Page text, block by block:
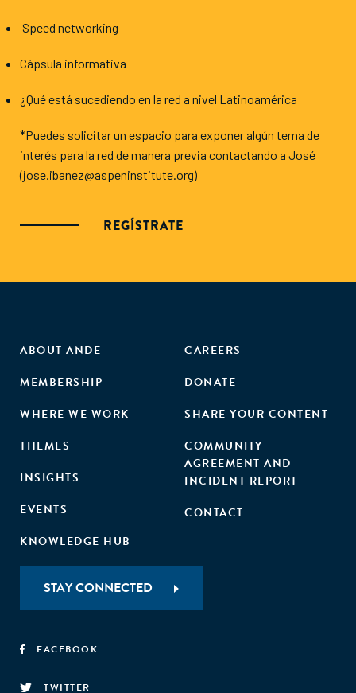
Speed networking
Cápsula informativa
¿Qué está sucediendo en la red a nivel Latinoamérica
*Puedes solicitar un espacio para exponer algún tema de
interés para la red de manera previa contactando a José
(jose.ibanez@aspeninstitute.org)
REGÍSTRATE
ABOUT ANDE
MEMBERSHIP
WHERE WE WORK
THEMES
INSIGHTS
EVENTS
KNOWLEDGE HUB
CAREERS
DONATE
SHARE YOUR CONTENT
COMMUNITY
AGREEMENT AND
INCIDENT REPORT
CONTACT
STAY CONNECTED
FACEBOOK
TWITTER